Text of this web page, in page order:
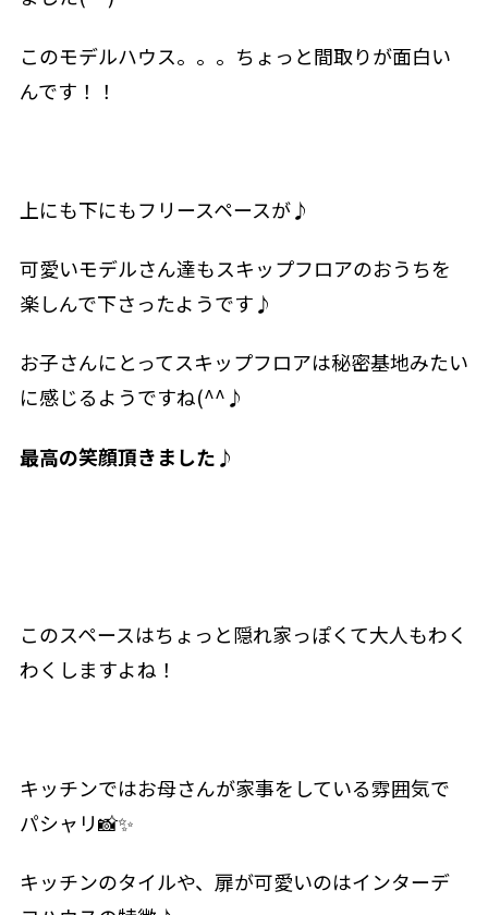
このモデルハウス。。。ちょっと間取りが面白い
んです！！
上にも下にもフリースペースが♪
可愛いモデルさん達もスキップフロアのおうちを
楽しんで下さったようです♪
お子さんにとってスキップフロアは秘密基地みたい
に感じるようですね(^^♪
最高の笑顔頂きました♪
このスペースはちょっと隠れ家っぽくて大人もわく
わくしますよね！
キッチンではお母さんが家事をしている雰囲気で
パシャリ📸✨
キッチンのタイルや、扉が可愛いのはインターデ